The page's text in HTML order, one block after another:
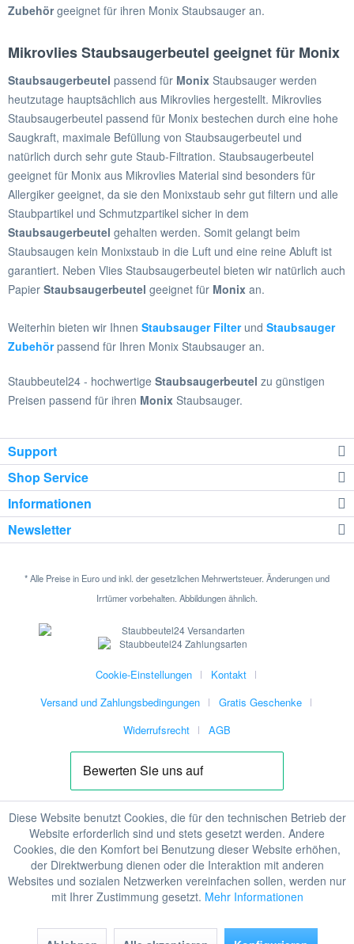
Zubehörgeeignet für ihren Monix Staubsauger an.
Mikrovlies Staubsaugerbeutel geeignet für Monix
Staubsaugerbeutel passend für Monix Staubsauger werden
heutzutage hauptsächlich aus Mikrovlies hergestellt. Mikrovlies
Staubsaugerbeutel passend für Monix bestechen durch eine hohe
Saugkraft, maximale Befüllung von Staubsaugerbeutel und
natürlich durch sehr gute Staub-Filtration. Staubsaugerbeutel
geeignet für Monix aus Mikrovlies Material sind besonders für
Allergiker geeignet, da sie den Monixstaub sehr gut filtern und alle
Staubpartikel und Schmutzpartikel sicher in dem
Staubsaugerbeutel gehalten werden. Somit gelangt beim
Staubsaugen kein Monixstaub in die Luft und eine reine Abluft ist
garantiert. Neben Vlies Staubsaugerbeutel bieten wir natürlich auch
Papier Staubsaugerbeutel geeignet für Monix an.
Weiterhin bieten wir Ihnen Staubsauger Filterund Staubsauger
Zubehör passend für Ihren Monix Staubsauger an.
Staubbeutel24 - hochwertige Staubsaugerbeutel zu günstigen
Preisen passend für ihren Monix Staubsauger.
Support
Shop Service
Informationen
Newsletter
* Alle Preise in Euro und inkl. der gesetzlichen Mehrwertsteuer. Änderungen und
Irrtümer vorbehalten. Abbildungen ähnlich.
Cookie-Einstellungen
Kontakt
Versand und Zahlungsbedingungen
Gratis Geschenke
Widerrufsrecht
AGB
Diese Website benutzt Cookies, die für den technischen Betrieb der
Website erforderlich sind und stets gesetzt werden. Andere
Cookies, die den Komfort bei Benutzung dieser Website erhöhen,
der Direktwerbung dienen oder die Interaktion mit anderen
Websites und sozialen Netzwerken vereinfachen sollen, werden nur
mit Ihrer Zustimmung gesetzt. Mehr Informationen